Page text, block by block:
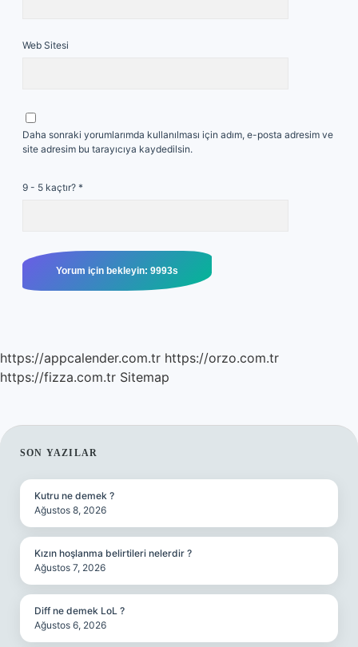
Web Sitesi
Daha sonraki yorumlarımda kullanılması için adım, e-posta adresim ve
site adresim bu tarayıcıya kaydedilsin.
9 - 5 kaçtır? *
https://appcalender.com.tr https://orzo.com.tr
https://fizza.com.tr Sitemap
SIDEBAR
SON YAZILAR
Kutru ne demek ?
Ağustos 8, 2026
Kızın hoşlanma belirtileri nelerdir ?
Ağustos 7, 2026
Diff ne demek LoL ?
Ağustos 6, 2026